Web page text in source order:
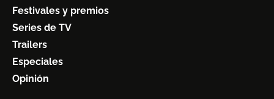
Festivales y premios
Series de TV
Trailers
Especiales
Opinión